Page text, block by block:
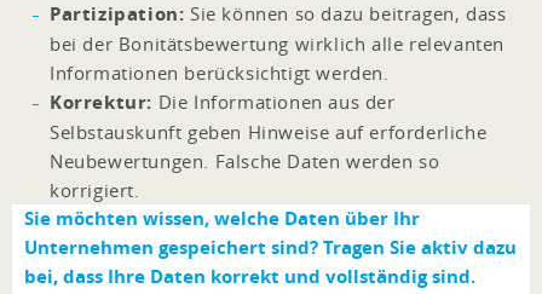
Partizipation: Sie können so dazu beitragen, dass
bei der Bonitätsbewertung wirklich alle relevanten
Informationen berücksichtigt werden.
Korrektur: Die Informationen aus der
Selbstauskunft geben Hinweise auf erforderliche
Neubewertungen. Falsche Daten werden so
korrigiert.
Sie möchten wissen,welche Daten über Ihr
Unternehmen gespeichert sind? Tragen Sie aktiv dazu
bei, dass Ihre Daten korrekt und vollständig sind.